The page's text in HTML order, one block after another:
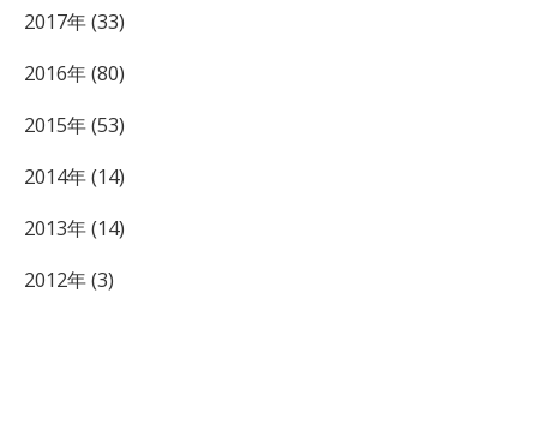
2017年 (33)
2016年 (80)
2015年 (53)
2014年 (14)
2013年 (14)
2012年 (3)